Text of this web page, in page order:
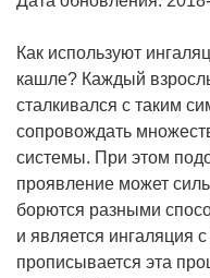
Как используют
кашле? Каждый
сталкивался с таким
сопровождать
системы. При этом
проявление может
борются разными
и является ингаляция
прописывается эта